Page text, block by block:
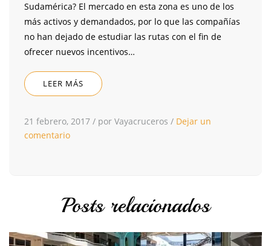
Sudamérica? El mercado en esta zona es uno de los
más activos y demandados, por lo que las compañías
no han dejado de estudiar las rutas con el fin de
ofrecer nuevos incentivos…
LEER MÁS
21 febrero, 2017 / por Vayacruceros / Dejar un
comentario
Posts relacionados